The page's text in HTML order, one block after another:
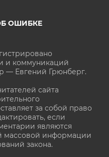
ОШИБКЕ
и коммуникаций
— Евгений Грюнберг.
сайта
за собой право
если
являются
массовой информации
закона.